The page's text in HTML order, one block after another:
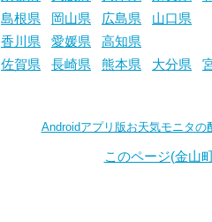
島根県 岡山県 広島県
山口県
香川県 愛媛県
高知県
佐賀県 長崎県 熊本県 大分県
Androidアプリ版お天気モニタの
このページ(金山